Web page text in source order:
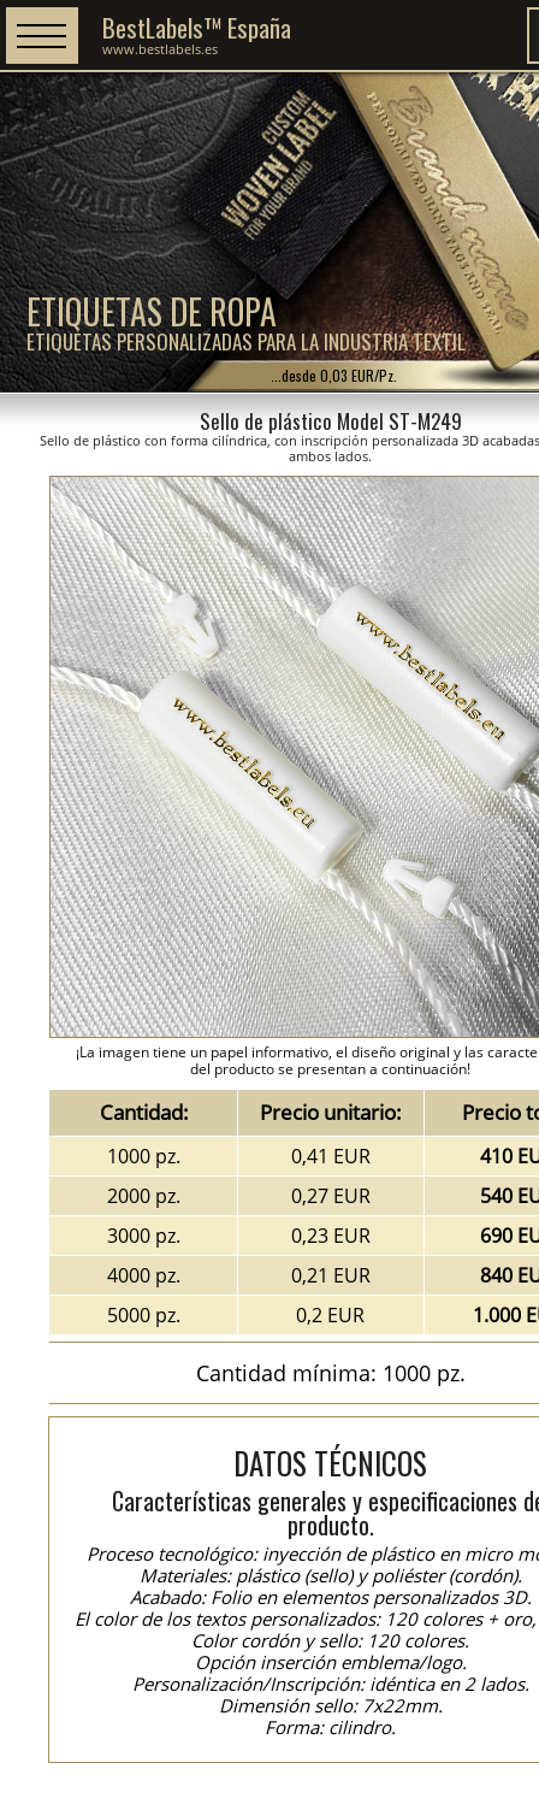
ETIQUETAS DE ROPA
ETIQUETAS PERSONALIZADAS PARA LA INDUSTRIA TEXTIL
BestLabels™ España
www.bestlabels.es
...desde 0,03 EUR/Pz.
Sello de plástico Model ST-M249
Sello de plástico con forma cilíndrica, con inscripción personalizada 3D
ambos lados.
¡La imagen tiene un papel informativo, el diseño original y las
del producto se presentan a continuación!
Cantidad: Precio unitario: Precio
1000 pz. 0,41 EUR
410
2000 pz.
0,27 EUR
540
3000 pz.
0,23 EUR
690
4000 pz.
0,21 EUR
840
5000 pz.
0,2 EUR 1.000
Cantidad mínima: 1000 pz.
DATOS TÉCNICOS
Características generales y especificaciones
producto.
Proceso tecnológico: inyección de plástico en micro
Materiales: plástico (sello) y poliéster (cordón).
Acabado: Folio en elementos personalizados 3D.
El color de los textos personalizados: 120 colores +
Color cordón y sello: 120 colores.
Opción inserción emblema/logo.
Personalización/Inscripción: idéntica en 2 lados.
Dimensión sello: 7x22mm.
Forma: cilindro.